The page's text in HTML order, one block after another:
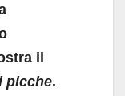
il
picche.